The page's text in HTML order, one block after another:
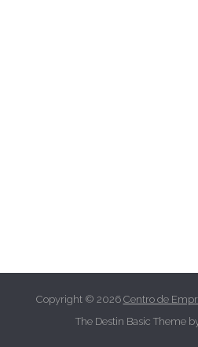
Copyright © 2026 Centro de
The Destin Basic Theme